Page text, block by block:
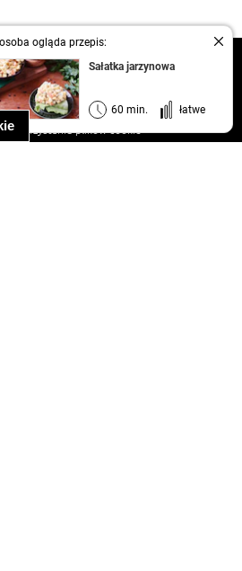
ogląda przepis:
Sałatka jarzynowa
60 min. łatwe
kontakt
regulamin
o prywatności
wykorzystaniu plików cookie